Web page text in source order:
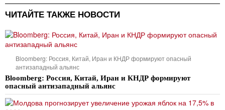
ЧИТАЙТЕ ТАКЖЕ НОВОСТИ
Bloomberg: Россия, Китай, Иран и КНДР формируют опасный
антизападный альянс
Bloomberg: Россия, Китай, Иран и КНДР формируют
опасный антизападный альянс